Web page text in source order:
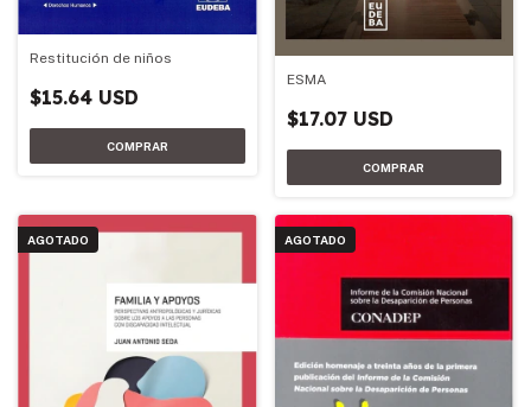
Restitución de niños
$15.64 USD
ESMA
$17.07 USD
AGOTADO AGOTADO